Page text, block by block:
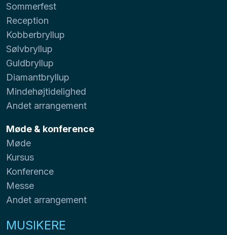
Sommerfest
Reception
Kobberbryllup
Sølvbryllup
Guldbryllup
Diamantbryllup
Mindehøjtidelighed
Andet arrangement
Møde & konference
Møde
Kursus
Konference
Messe
Andet arrangement
MUSIKERE